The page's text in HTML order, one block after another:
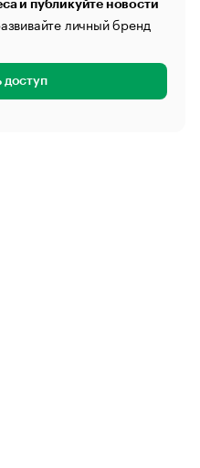
и публикуйте новости
личный бренд
доступ